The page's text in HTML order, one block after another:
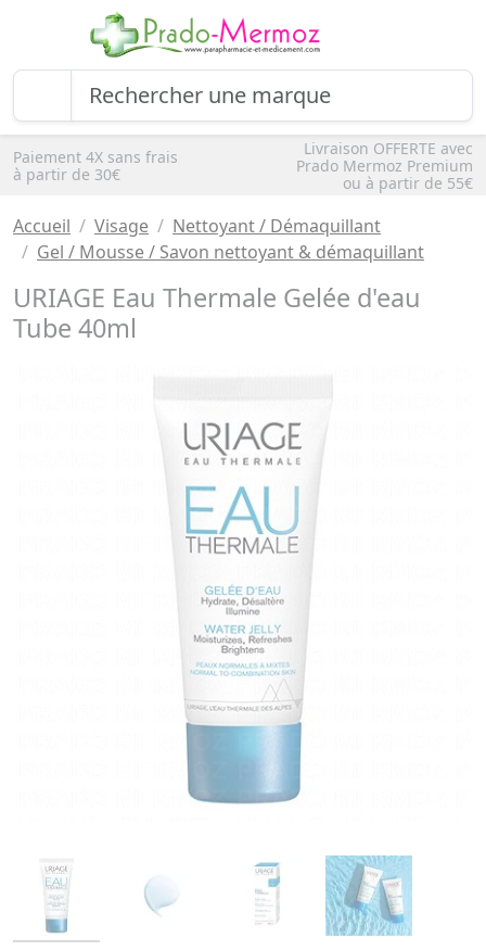
Paiement 4X sans frais
à partir de 30€
Livraison OFFERTE avec
Prado Mermoz Premium
ou à partir de 55€
Accueil Visage
Nettoyant / Démaquillant
Gel / Mousse / Savon nettoyant & démaquillant
URIAGE Eau Thermale Gelée d'eau
Tube 40ml